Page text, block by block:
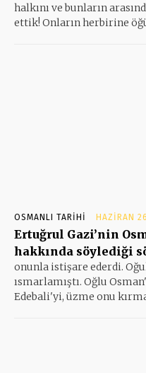
halkını ve bunların
ettik! Onların herbirine
OSMANLI TARIHI HAZIRAN
Ertuğrul Gazi’nin
hakkında söylediği
onunla istişare ederdi.
ısmarlamıştı. Oğlu
Edebali'yi, üzme onu